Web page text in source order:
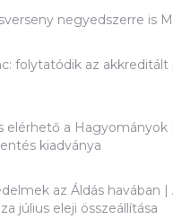
negyedszerre is
folytatódik az
elérhető a Hagyományok
kiadványa
az Áldás havában |
július eleji összeállítása